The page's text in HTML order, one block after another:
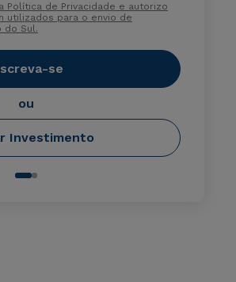
Política de Privacidade e autorizo
utilizados para o envio de
do Sul.
se
ou
Investimento